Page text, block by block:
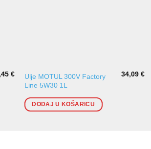
€
Ulje MOTUL 300V Factory
Line 5W30 1L
34,09€
DODAJ U KOŠARICU